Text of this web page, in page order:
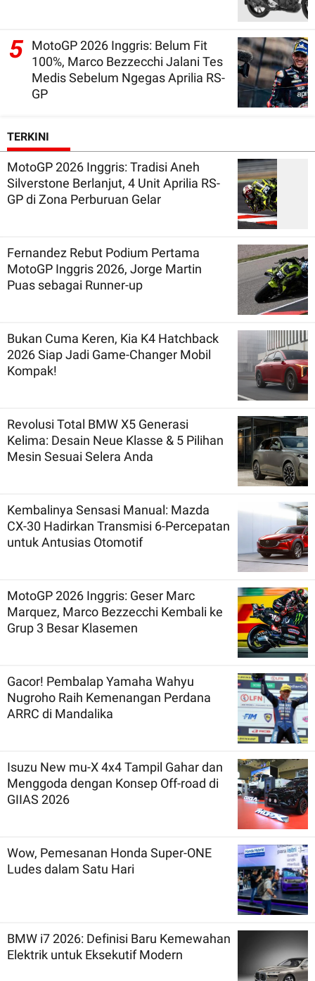
5 MotoGP 2026 Inggris: Belum Fit
100%, Marco Bezzecchi Jalani Tes
Medis Sebelum Ngegas Aprilia RS-
GP
TERKINI
MotoGP 2026 Inggris: Tradisi Aneh
Silverstone Berlanjut, 4 Unit Aprilia RS-
GP di Zona Perburuan Gelar
Fernandez Rebut Podium Pertama
MotoGP Inggris 2026, Jorge Martin
Puas sebagai Runner-up
Bukan Cuma Keren, Kia K4 Hatchback
2026 Siap Jadi Game-Changer Mobil
Kompak!
Revolusi Total BMW X5 Generasi
Kelima: Desain Neue Klasse & 5 Pilihan
Mesin Sesuai Selera Anda
Kembalinya Sensasi Manual: Mazda
CX-30 Hadirkan Transmisi 6-Percepatan
untuk Antusias Otomotif
MotoGP 2026 Inggris: Geser Marc
Marquez, Marco Bezzecchi Kembali ke
Grup 3 Besar Klasemen
Gacor! Pembalap Yamaha Wahyu
Nugroho Raih Kemenangan Perdana
ARRC di Mandalika
Isuzu New mu-X 4x4 Tampil Gahar dan
Menggoda dengan Konsep Off-road di
GIIAS 2026
Wow, Pemesanan Honda Super-ONE
Ludes dalam Satu Hari
BMW i7 2026: Definisi Baru Kemewahan
Elektrik untuk Eksekutif Modern